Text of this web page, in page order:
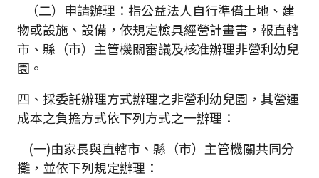
（二）申請辦理：指公益法人自行準備土地、建
物或設施、設備，依規定檢具經營計畫書，報直轄
市、縣（市）主管機關審議及核准辦理非營利幼兒
園。
四、採委託辦理方式辦理之非營利幼兒園，其營運
成本之負擔方式依下列方式之一辦理：
(一)由家長與直轄市、縣（市）主管機關共同分
攤，並依下列規定辦理：